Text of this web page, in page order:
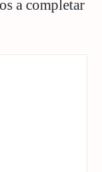
a completar